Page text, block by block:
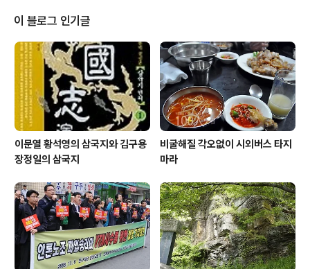
사블로거인 도아(http://twtkr.olleh.com/doax) 님이
처음 올린 글로 추정되는데요. 오후 3시 이후 RT(리트윗)
가 계속 이어지고 있군요. 또 다른 분은 "야권 연대의 기치
속에 당선된 두 분이기에 야권연대 결과를 보신 후 그 때 결
정하시길"이라는 바람을 전하고 있기도 합니다. 어느..
이 블로그 인기글
이문열 황석영의 삼국지와 김구용
장정일의 삼국지
비굴해질 각오없이 시외버스 타지
마라